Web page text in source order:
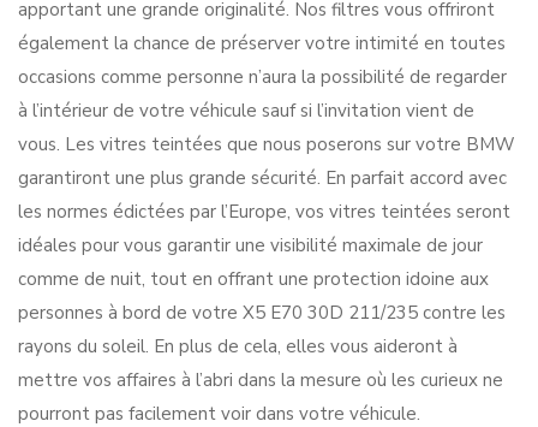
apportant une grande originalité. Nos filtres vous offriront
également la chance de préserver votre intimité en toutes
occasions comme personne n’aura la possibilité de regarder
à l’intérieur de votre véhicule sauf si l’invitation vient de
vous. Les vitres teintées que nous poserons sur votre BMW
garantiront une plus grande sécurité. En parfait accord avec
les normes édictées par l’Europe, vos vitres teintées seront
idéales pour vous garantir une visibilité maximale de jour
comme de nuit, tout en offrant une protection idoine aux
personnes à bord de votre X5 E70 30D 211/235 contre les
rayons du soleil. En plus de cela, elles vous aideront à
mettre vos affaires à l’abri dans la mesure où les curieux ne
pourront pas facilement voir dans votre véhicule.